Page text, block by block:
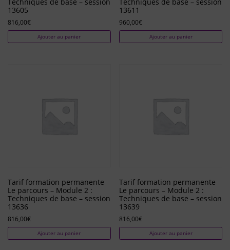
13605
816,00€
Ajouter au panier
13611
960,00€
Ajouter au panier
Tarif formation permanente
Le parcours – Module 2 :
Techniques de base – session
13636
816,00€
Ajouter au panier
Tarif formation permanente
Le parcours – Module 2 :
Techniques de base – session
13639
816,00€
Ajouter au panier